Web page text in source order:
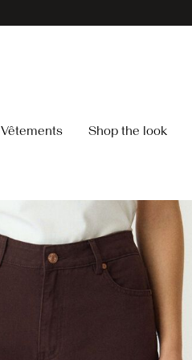
Vêtements Shop the look